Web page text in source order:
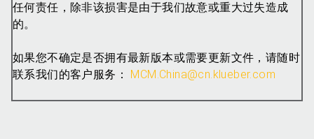
任何责任，除非该损害是由于我们故意或重大过失造成
的。
如果您不确定是否拥有最新版本或需要更新文件，请随时
联系我们的客户服务： MCM.China@cn.klueber.com